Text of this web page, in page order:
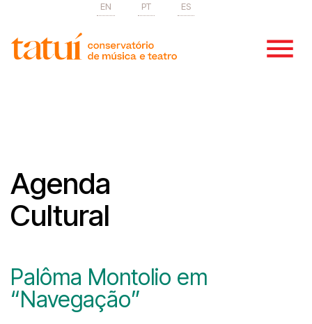
EN PT ES
Agenda
Cultural
Palôma Montolio em
“Navegação”